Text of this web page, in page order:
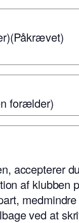
(Påkrævet)
forælder)
accepterer
af
ved at